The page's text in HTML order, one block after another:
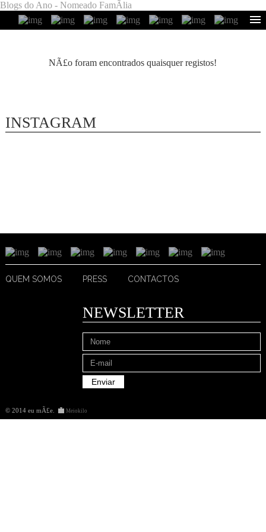
Blogs do Ano - Nomeado FamÃ­lia
NÃ£o foram encontrados quaisquer registos!
INSTAGRAM
QUEM SOMOS PRESS CONTACTOS
NEWSLETTER
© 2014 eu mÃ£e. Meiokilo